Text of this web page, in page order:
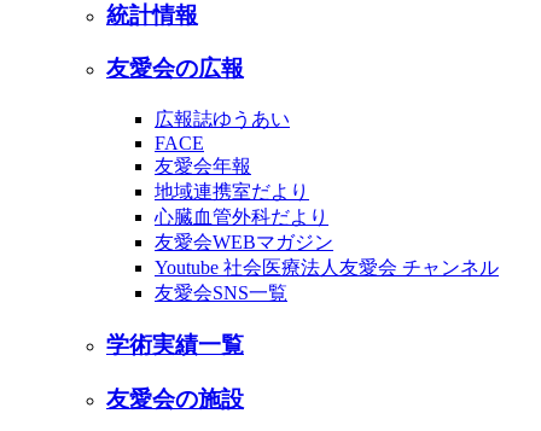
統計情報
友愛会の広報
広報誌ゆうあい
FACE
友愛会年報
地域連携室だより
心臓血管外科だより
友愛会WEBマガジン
Youtube 社会医療法人友愛会 チャンネル
友愛会SNS一覧
学術実績一覧
友愛会の施設